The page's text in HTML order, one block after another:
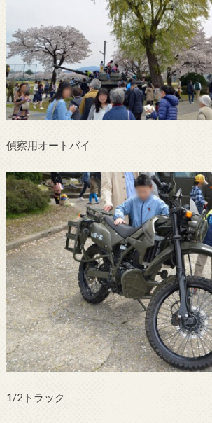
偵察用オートバイ
1/2トラック